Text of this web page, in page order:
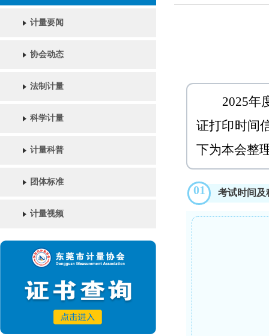
计量要闻
协会动态
法制计量
科学计量
计量科普
团体标准
计量视频
2025年
证打印时间
下为本会整
01 考试时间及